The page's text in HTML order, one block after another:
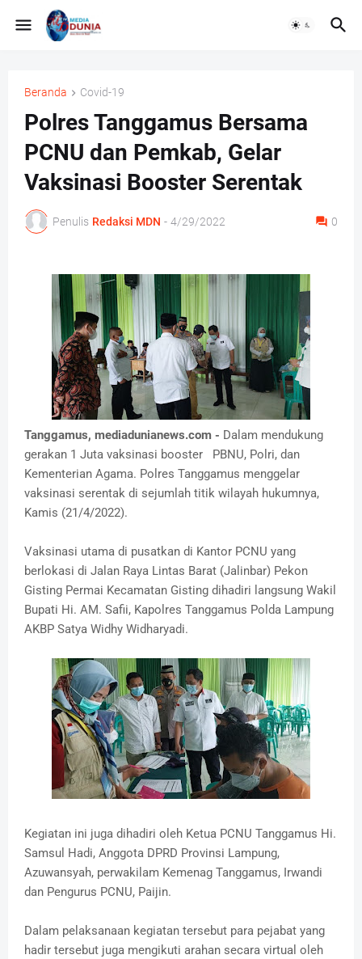
Beranda Covid-19
Polres Tanggamus Bersama
PCNU dan Pemkab, Gelar
Vaksinasi Booster Serentak
Penulis Redaksi MDN - 4/29/2022 0
Tanggamus, mediadunianews.com - Dalam mendukung
gerakan 1 Juta vaksinasi booster PBNU, Polri, dan
Kementerian Agama. Polres Tanggamus menggelar
vaksinasi serentak di sejumlah titik wilayah hukumnya,
Kamis (21/4/2022).
Vaksinasi utama di pusatkan di Kantor PCNU yang
berlokasi di Jalan Raya Lintas Barat (Jalinbar) Pekon
Gisting Permai Kecamatan Gisting dihadiri langsung Wakil
Bupati Hi. AM. Safii, Kapolres Tanggamus Polda Lampung
AKBP Satya Widhy Widharyadi.
Kegiatan ini juga dihadiri oleh Ketua PCNU Tanggamus Hi.
Samsul Hadi, Anggota DPRD Provinsi Lampung,
Azuwansyah, perwakilam Kemenag Tanggamus, Irwandi
dan Pengurus PCNU, Paijin.
Dalam pelaksanaan kegiatan tersebut para pejabat yang
hadir tersebut juga mengikuti arahan secara virtual oleh